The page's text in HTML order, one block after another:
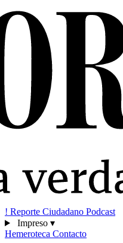
! Reporte Ciudadano Podcast
Impreso ▾
Hemeroteca Contacto